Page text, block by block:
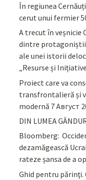
În regiunea
cerut unui fermier
A trecut în veșnicie
dintre
ale unei istorii
„Resurse și
Proiect care va
transfrontalieră și
modernă 7 Август
DIN LUMEA
Bloomberg:
dezamăgească
rateze șansa de a
Ghid pentru părinţi.